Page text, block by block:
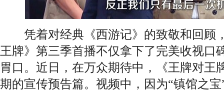
凭着对经典《西游记》的致敬和回顾
王牌》第三季首播不仅拿下了完美收视口
胃口。近日，在万众期待中，《王牌对王
期的宣传预告篇。视频中，因为“镇馆之